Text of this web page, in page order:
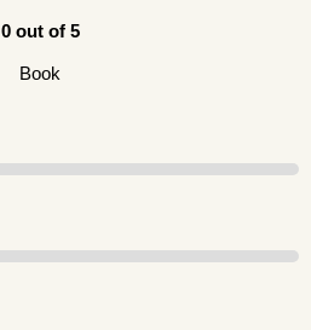
0 out of 5
Book